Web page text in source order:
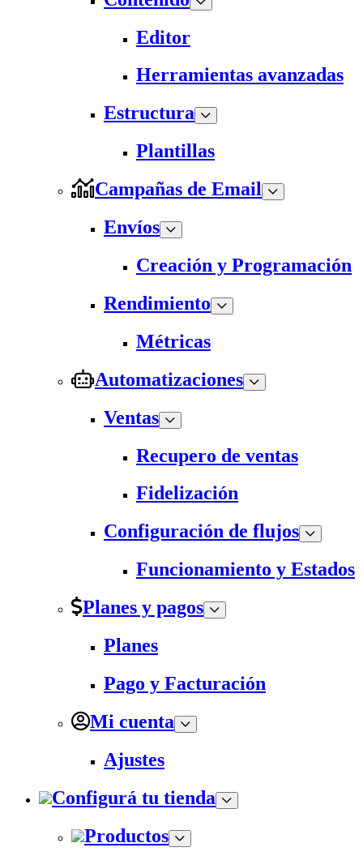
Editor
Herramientas avanzadas
Estructura
Plantillas
Campañas de Email
Envíos
Creación y Programación
Rendimiento
Métricas
Automatizaciones
Ventas
Recupero de ventas
Fidelización
Configuración de flujos
Funcionamiento y Estados
Planes y pagos
Planes
Pago y Facturación
Mi cuenta
Ajustes
Configurá tu tienda
Productos